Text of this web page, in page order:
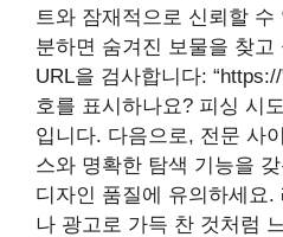
트와 잠재적으로 신뢰할
분하면 숨겨진 보물을 찾고
URL을 검사합니다:
호를 표시하나요? 피싱 시
입니다. 다음으로, 전문 사
스와 명확한 탐색 기능을
디자인 품질에 유의하세요.
나 광고로 가득 찬 것처럼